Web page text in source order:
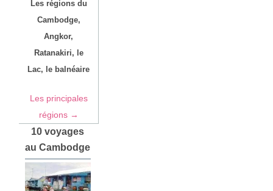
Les régions du
Cambodge,
Angkor,
Ratanakiri, le
Lac, le balnéaire
Les principales
régions →
10 voyages
au Cambodge